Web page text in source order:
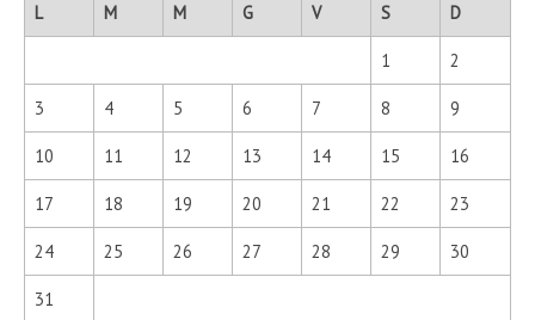
L M M G V S D
1 2
3 4 5 6 7 8 9
10 11 12 13 14 15 16
17 18 19 20 21 22 23
24 25 26 27 28 29 30
31